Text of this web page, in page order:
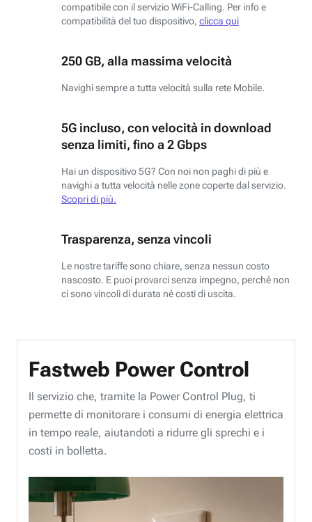
compatibile con il servizio WiFi-Calling. Per info e
compatibilità del tuo dispositivo, clicca qui
250 GB, alla massima velocità
Navighi sempre a tutta velocità sulla rete Mobile.
5G incluso, con velocità in download
senza limiti, fino a 2 Gbps
Hai un dispositivo 5G? Con noi non paghi di più e
navighi a tutta velocità nelle zone coperte dal servizio.
Scopri di più.
Trasparenza, senza vincoli
Le nostre tariffe sono chiare, senza nessun costo
nascosto. E puoi provarci senza impegno, perché non
ci sono vincoli di durata né costi di uscita.
Fastweb Power Control
Il servizio che, tramite la Power Control Plug, ti
permette di monitorare i consumi di energia elettrica
in tempo reale, aiutandoti a ridurre gli sprechi e i
costi in bolletta.